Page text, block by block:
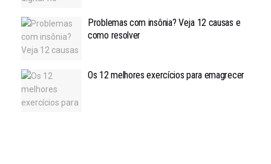
Problemas com insônia? Veja 12 causas e
como resolver
Os 12 melhores exercícios para emagrecer